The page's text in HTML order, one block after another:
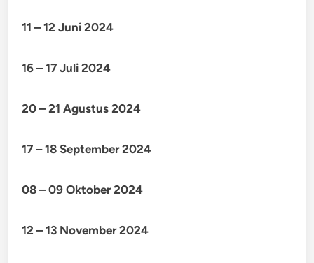
11 – 12 Juni 2024
16 – 17 Juli 2024
20 – 21 Agustus 2024
17 – 18 September 2024
08 – 09 Oktober 2024
12 – 13 November 2024